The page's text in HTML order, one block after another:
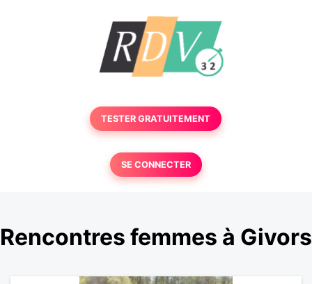
TESTER GRATUITEMENT
SE CONNECTER
Rencontres femmes à Givors